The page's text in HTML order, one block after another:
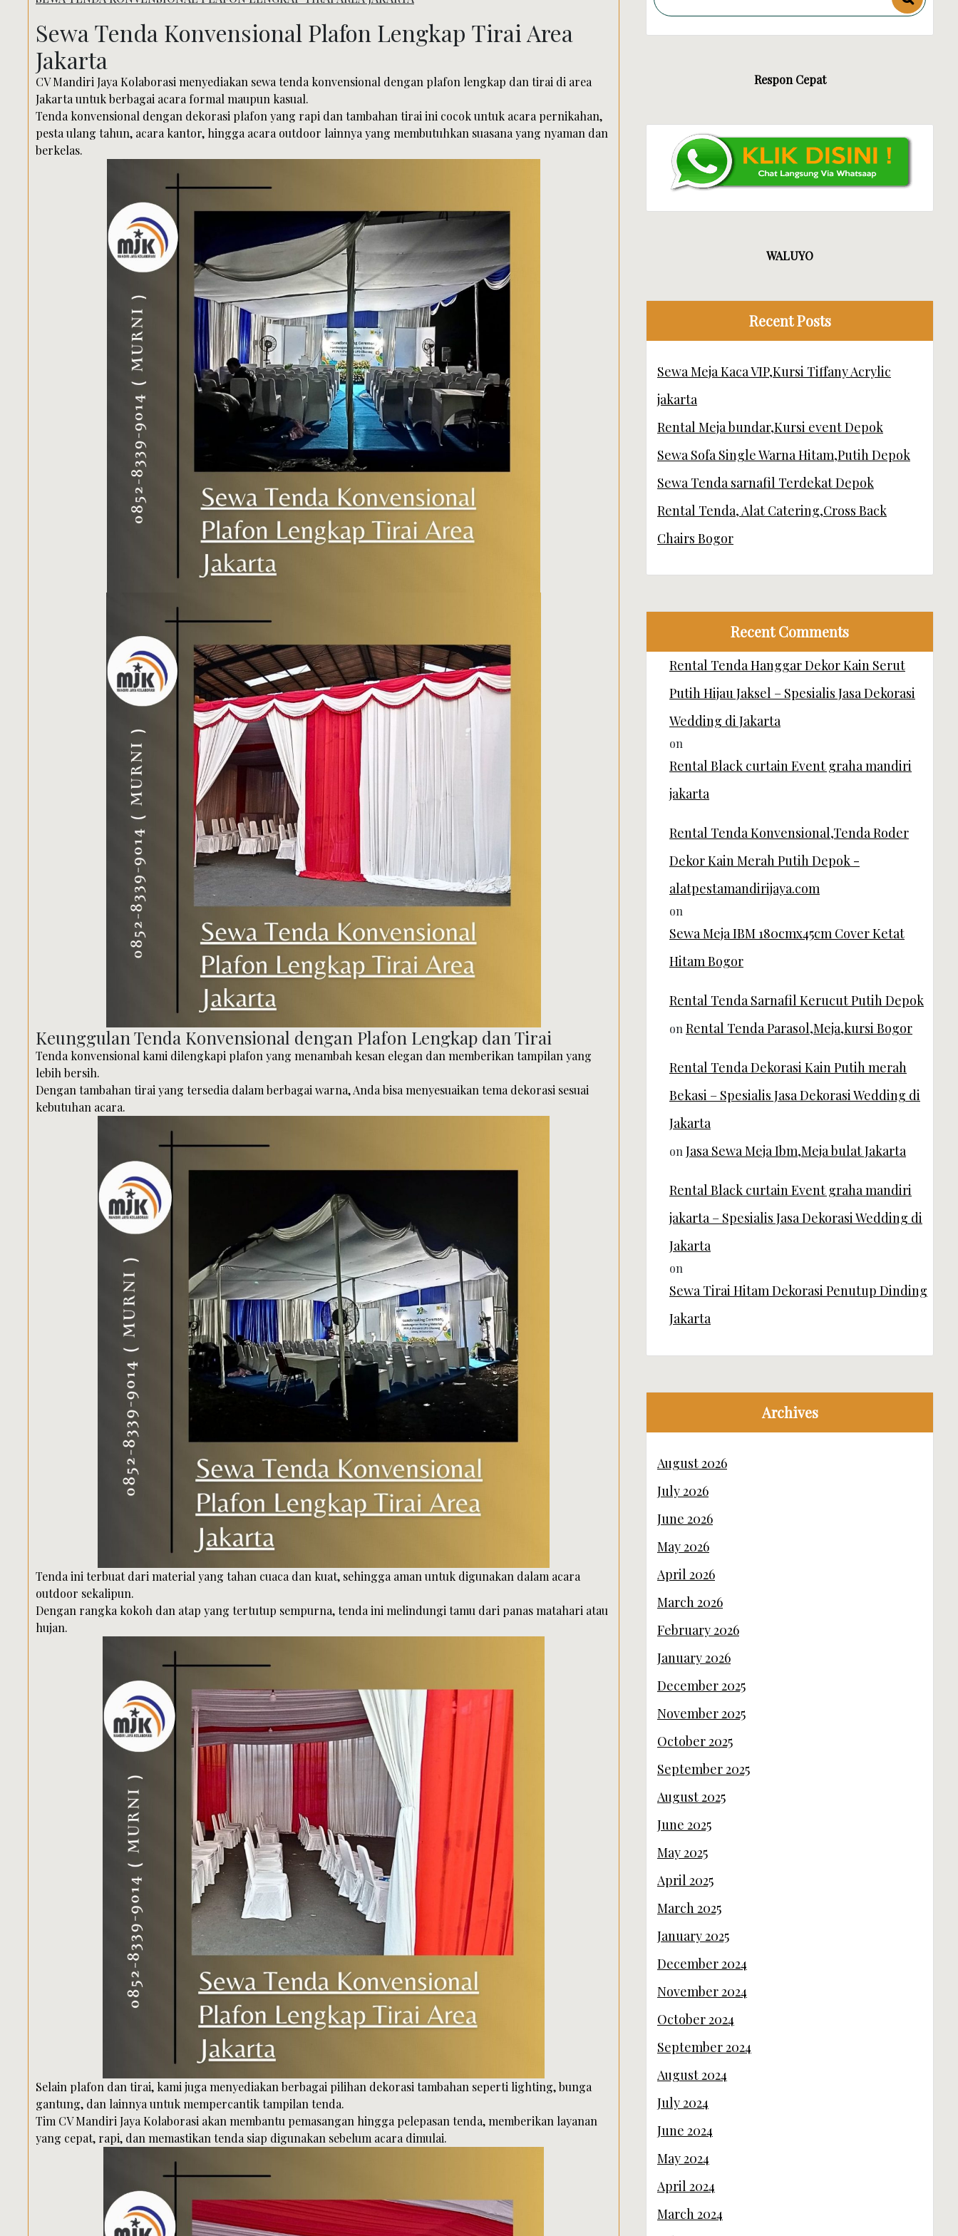
Sewa Tenda Konvensional Plafon Lengkap Tirai Area
Jakarta
CV Mandiri Jaya Kolaborasi menyediakan sewa tenda konvensional dengan plafon lengkap dan tirai di area
Jakarta untuk berbagai acara formal maupun kasual.
Tenda konvensional dengan dekorasi plafon yang rapi dan tambahan tirai ini cocok untuk acara pernikahan,
pesta ulang tahun, acara kantor, hingga acara outdoor lainnya yang membutuhkan suasana yang nyaman dan
berkelas.
Keunggulan Tenda Konvensional dengan Plafon Lengkap dan Tirai
Tenda konvensional kami dilengkapi plafon yang menambah kesan elegan dan memberikan tampilan yang
lebih bersih.
Dengan tambahan tirai yang tersedia dalam berbagai warna, Anda bisa menyesuaikan tema dekorasi sesuai
kebutuhan acara.
Tenda ini terbuat dari material yang tahan cuaca dan kuat, sehingga aman untuk digunakan dalam acara
outdoor sekalipun.
Dengan rangka kokoh dan atap yang tertutup sempurna, tenda ini melindungi tamu dari panas matahari atau
hujan.
Selain plafon dan tirai, kami juga menyediakan berbagai pilihan dekorasi tambahan seperti lighting, bunga
gantung, dan lainnya untuk mempercantik tampilan tenda.
Tim CV Mandiri Jaya Kolaborasi akan membantu pemasangan hingga pelepasan tenda, memberikan layanan
yang cepat, rapi, dan memastikan tenda siap digunakan sebelum acara dimulai.
Respon Cepat
WALUYO
Recent Posts
Sewa Meja Kaca VIP,Kursi Tiffany Acrylic
jakarta
Rental Meja bundar,Kursi event Depok
Sewa Sofa Single Warna Hitam,Putih Depok
Sewa Tenda sarnafil Terdekat Depok
Rental Tenda, Alat Catering,Cross Back
Chairs Bogor
Recent Comments
Rental Tenda Hanggar Dekor Kain Serut
Putih Hijau Jaksel – Spesialis Jasa Dekorasi
Wedding di Jakarta
on
Rental Black curtain Event graha mandiri
jakarta
Rental Tenda Konvensional,Tenda Roder
Dekor Kain Merah Putih Depok -
alatpestamandirijaya.com
on
Sewa Meja IBM 180cmx45cm Cover Ketat
Hitam Bogor
Rental Tenda Sarnafil Kerucut Putih Depok
on Rental Tenda Parasol,Meja,kursi Bogor
Rental Tenda Dekorasi Kain Putih merah
Bekasi – Spesialis Jasa Dekorasi Wedding di
Jakarta
on Jasa Sewa Meja Ibm,Meja bulat Jakarta
Rental Black curtain Event graha mandiri
jakarta – Spesialis Jasa Dekorasi Wedding di
Jakarta
on
Sewa Tirai Hitam Dekorasi Penutup Dinding
Jakarta
Archives
August 2026
July 2026
June 2026
May 2026
April 2026
March 2026
February 2026
January 2026
December 2025
November 2025
October 2025
September 2025
August 2025
June 2025
May 2025
April 2025
March 2025
January 2025
December 2024
November 2024
October 2024
September 2024
August 2024
July 2024
June 2024
May 2024
April 2024
March 2024